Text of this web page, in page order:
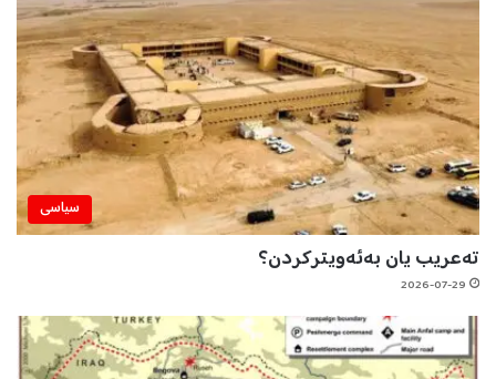
سیاسی
تەعریب یان بەئەویترکردن؟
2026-07-29